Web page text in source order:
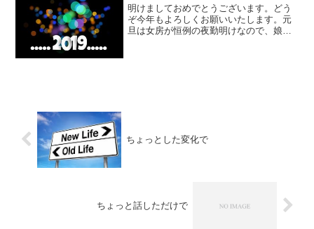
明けましておめでとうございます。どう
ぞ今年もよろしくお願いいたします。元
旦は女房が恒例の夜勤明けなので、娘と
ちょっとした変化で
ちょっと話しただけで